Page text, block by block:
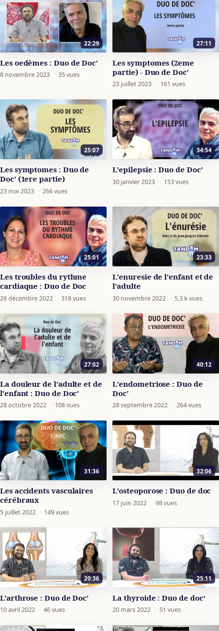
22:29
Les oedèmes : Duo de Doc'
8 novembre 2023 · 35 vues
27:11
Les symptomes (2eme
partie) - Duo de Doc'
23 juillet 2023 · 161 vues
25:07
Les symptomes : Duo de
Doc' (1ere partie)
23 mai 2023 · 266 vues
34:54
L'epilepsie : Duo de Doc'
30 janvier 2023 · 153 vues
25:01
Les troubles du rythme
cardiaque : Duo de Doc
26 décembre 2022 · 318 vues
23:33
L'enuresie de l'enfant et de
l'adulte
30 novembre 2022 · 5,3 k vues
27:02
La douleur de l'adulte et de
l'enfant : Duo de Doc'
28 octobre 2022 · 108 vues
40:12
L'endometriose : Duo de
Doc'
28 septembre 2022 · 264 vues
31:36
Les accidents vasculaires
cérébraux
5 juillet 2022 · 149 vues
32:06
L'osteoporose : Duo de doc
17 juin 2022 · 98 vues
20:36
L'arthrose : Duo de Doc'
10 avril 2022 · 46 vues
25:11
La thyroide : Duo de doc'
20 mars 2022 · 51 vues